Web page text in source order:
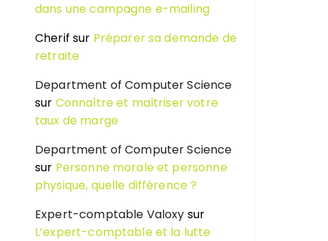
dans une campagne e-mailing
Cherif sur Préparer sa demande de
retraite
Department of Computer Science
sur Connaître et maîtriser votre
taux de marge
Department of Computer Science
sur Personne morale et personne
physique, quelle différence ?
Expert-comptable Valoxy sur
L’expert-comptable et la lutte